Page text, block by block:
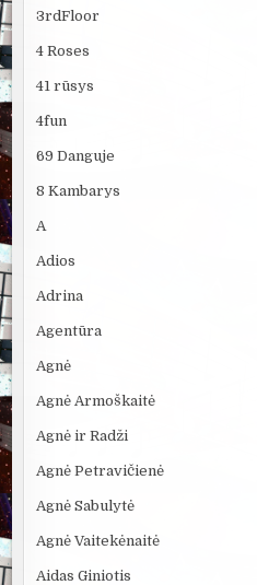
3rdFloor
4 Roses
41 rūsys
4fun
69 Danguje
8 Kambarys
A
Adios
Adrina
Agentūra
Agnė
Agnė Armoškaitė
Agnė ir Radži
Agnė Petravičienė
Agnė Sabulytė
Agnė Vaitekėnaitė
Aidas Giniotis